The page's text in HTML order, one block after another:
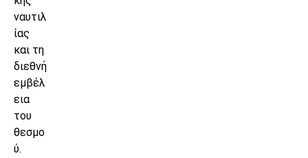
ναυτιλ
ίας
και τη
διεθνή
εμβέλ
εια
του
θεσμο
ύ.